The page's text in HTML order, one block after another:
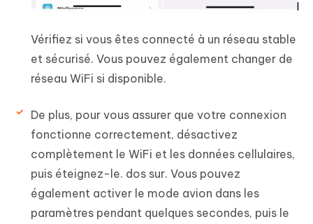
Vérifiez si vous êtes connecté à un réseau stable
et sécurisé. Vous pouvez également changer de
réseau WiFi si disponible.
De plus, pour vous assurer que votre connexion
fonctionne correctement, désactivez
complètement le WiFi et les données cellulaires,
puis éteignez-le. dos sur. Vous pouvez
également activer le mode avion dans les
paramètres pendant quelques secondes, puis le